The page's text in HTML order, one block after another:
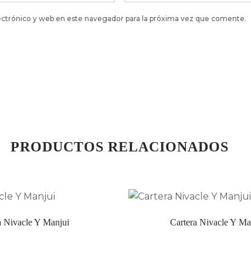
y web en este navegador para la próxima vez que comente.
PRODUCTOS RELACIONADOS
Nivacle Y Manjui Cartera Nivacle Y